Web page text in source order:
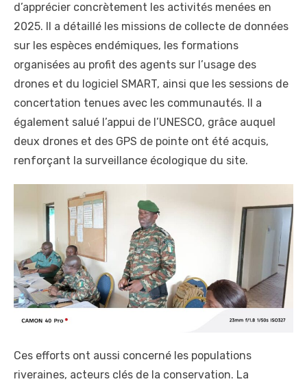
d’apprécier concrètement les activités menées en
2025. Il a détaillé les missions de collecte de données
sur les espèces endémiques, les formations
organisées au profit des agents sur l’usage des
drones et du logiciel SMART, ainsi que les sessions de
concertation tenues avec les communautés. Il a
également salué l’appui de l’UNESCO, grâce auquel
deux drones et des GPS de pointe ont été acquis,
renforçant la surveillance écologique du site.
Ces efforts ont aussi concerné les populations
riveraines, acteurs clés de la conservation. La